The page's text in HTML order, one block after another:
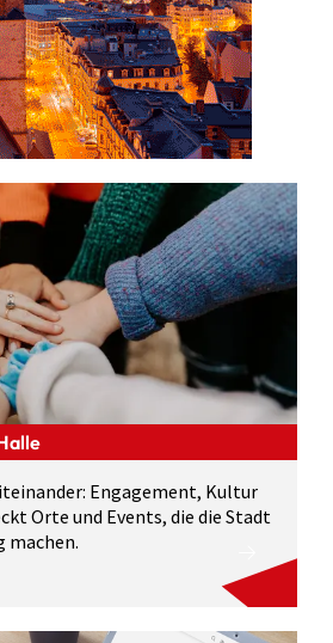
Engagement, Kultur
Orte und Events, die die Stadt
machen.